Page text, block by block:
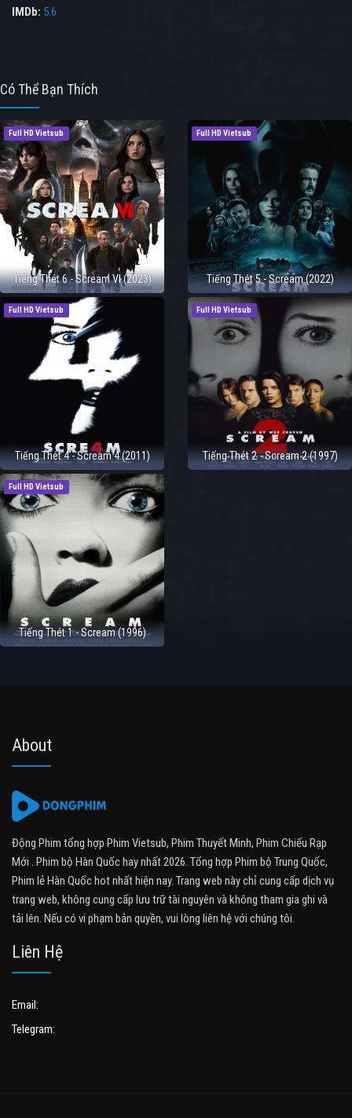
IMDb: 5.6
Có Thể Bạn Thích
Full HD Vietsub
Tiếng Thét 6 - Scream VI (2023)
Full HD Vietsub
Tiếng Thét 5 - Scream (2022)
Full HD Vietsub
Tiếng Thét 4 - Scream 4 (2011)
Full HD Vietsub
Tiếng Thét 2 - Scream 2 (1997)
Full HD Vietsub
Tiếng Thét 1 - Scream (1996)
About
Động Phim tổng hợp Phim Vietsub, Phim Thuyết Minh, Phim Chiếu Rạp
Mới . Phim bộ Hàn Quốc hay nhất 2026. Tổng hợp Phim bộ Trung Quốc,
Phim lẻ Hàn Quốc hot nhất hiện nay. Trang web này chỉ cung cấp dịch vụ
trang web, không cung cấp lưu trữ tài nguyên và không tham gia ghi và
tải lên. Nếu có vi phạm bản quyền, vui lòng liên hệ với chúng tôi.
Liên Hệ
Email:
Telegram: